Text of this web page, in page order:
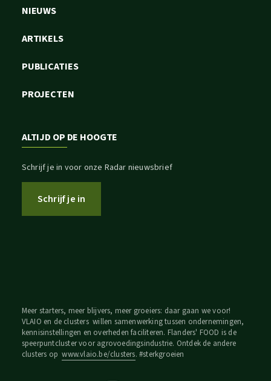
NIEUWS
ARTIKELS
PUBLICATIES
PROJECTEN
ALTIJD OP DE HOOGTE
Schrijf je in voor onze Radar nieuwsbrief
Schrijf je in
Meer starters, meer blijvers, meer groeiers: daar gaan we voor!
VLAIO en de clusters willen samenwerking tussen ondernemingen,
kennisinstellingen en overheden faciliteren. Flanders' FOOD is de
speerpuntcluster voor agrovoedingsindustrie. Ontdek de andere
clusters opwww.vlaio.be/clusters. #sterkgroeien